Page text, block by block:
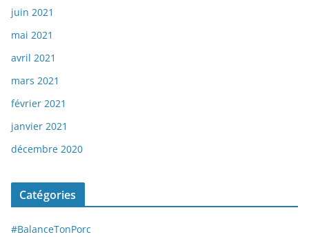
juin 2021
mai 2021
avril 2021
mars 2021
février 2021
janvier 2021
décembre 2020
Catégories
#BalanceTonPorc